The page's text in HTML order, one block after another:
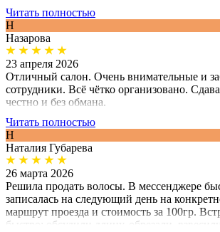
Читать полностью
Н
Назарова
23 апреля 2026
Отличный салон. Очень внимательные и
сотрудники. Всё чётко организовано.
честно и без обмана.
Читать полностью
Н
Наталия Губарева
26 марта 2026
Решила продать волосы. В мессенджере
записалась на следующий день на
маршрут проезда и стоимость за 100гр.
быстро: обсудили длину, обрезали,